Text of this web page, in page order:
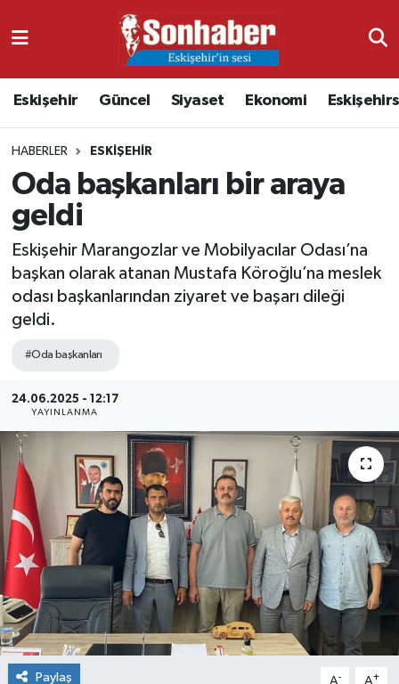
Eskişehir Güncel Siyaset Ekonomi
HABERLER ESKIŞEHIR
Oda başkanları bir araya
geldi
Eskişehir Marangozlar ve Mobilyacılar Odası’na
başkan olarak atanan Mustafa Köroğlu’na meslek
odası başkanlarından ziyaret ve başarı dileği
geldi.
#Oda başkanları
24.06.2025 - 12:17
YAYINLANMA
Paylaş A- A+
Ekonomi
Güncel
Kültür & Sanat
Magazin
Siyaset
Spor
Nöbetçi Eczaneler
Namaz Vakitleri
Trafik Durumu
Süper Lig Puan Durumu ve Fikstür
Tüm Manşetler